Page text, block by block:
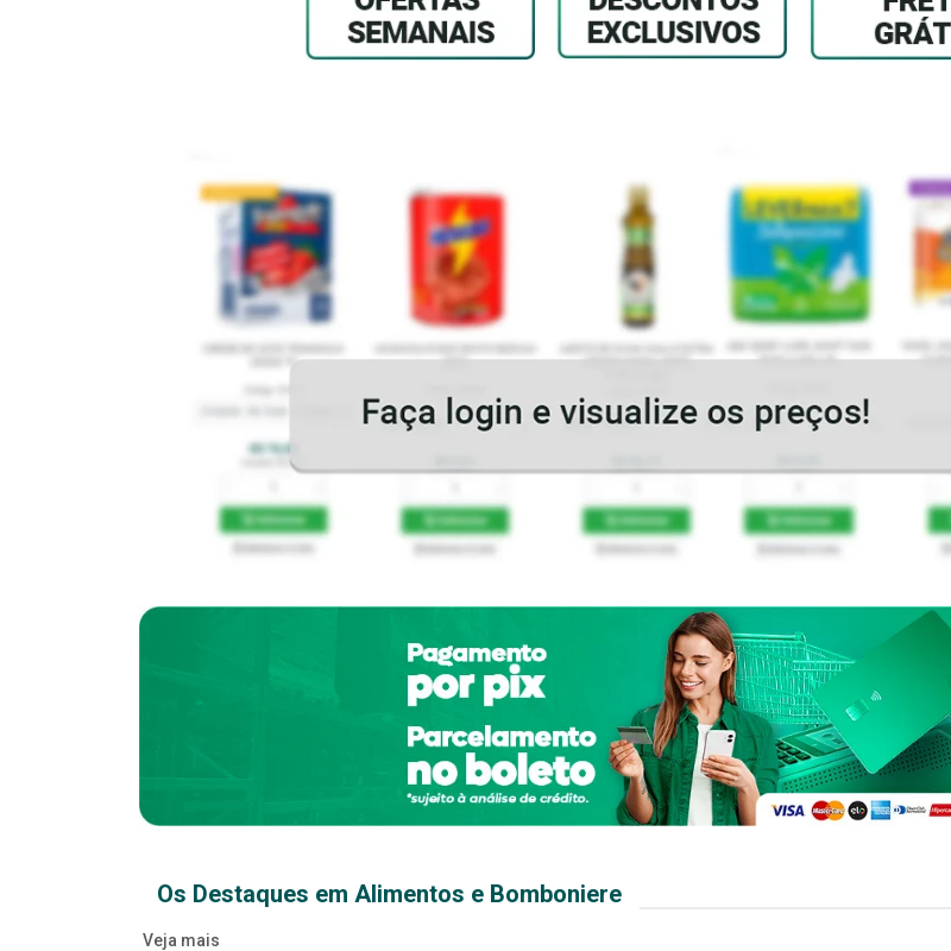
Os Destaques em Alimentos e Bomboniere
Veja mais